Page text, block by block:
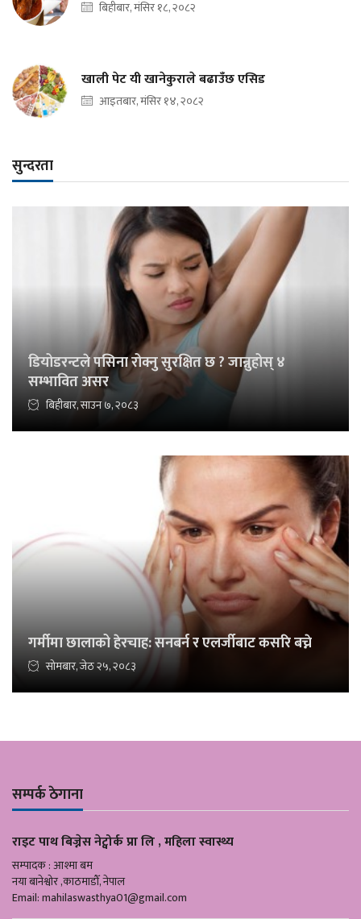
बिहीबार, मंसिर १८, २०८२
खाली पेट यी खानेकुराले बढाउँछ एसिड
आइतबार, मंसिर १४, २०८२
सुन्दरता
डियोडरन्टले पसिना रोक्नु सुरक्षित छ ? जान्नुहोस् ४
सम्भावित असर
बिहीबार, साउन ७, २०८३
गर्मीमा छालाको हेरचाह: सनबर्न र एलर्जीबाट कसरि बच्ने
सोमबार, जेठ २५, २०८३
सम्पर्क ठेगाना
राइट पाथ बिज्नेस नेट्वोर्क प्रा लि , महिला स्वास्थ्य
सम्पादक : आश्मा बम
नया बानेश्वोर ,काठमाडौँ, नेपाल
Email:mahilaswasthya01@gmail.com